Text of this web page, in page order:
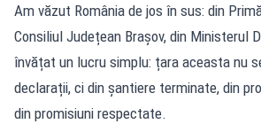
Am văzut România de jos în sus: din
Consiliul Județean Brașov, din Ministerul
învățat un lucru simplu: țara aceasta nu
declarații, ci din șantiere terminate, din
din promisiuni respectate.